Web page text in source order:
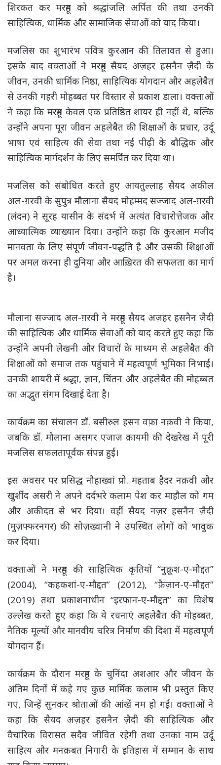
शिरकत कर मरहूम को श्रद्धांजलि अर्पित की तथा उनकी
साहित्यिक, धार्मिक और सामाजिक सेवाओं को याद किया।
मजलिस का शुभारंभ पवित्र कुरआन की तिलावत से हुआ।
इसके बाद वक्ताओं ने मरहूम सैयद अज़हर हसनैन ज़ैदी के
जीवन, उनकी धार्मिक निष्ठा, साहित्यिक योगदान और अहलेबैत
से उनकी गहरी मोहब्बत पर विस्तार से प्रकाश डाला। वक्ताओं
ने कहा कि मरहूम केवल एक प्रतिष्ठित शायर ही नहीं थे, बल्कि
उन्होंने अपना पूरा जीवन अहलेबैत की शिक्षाओं के प्रचार, उर्दू
भाषा एवं साहित्य की सेवा तथा नई पीढ़ी के बौद्धिक और
साहित्यिक मार्गदर्शन के लिए समर्पित कर दिया था।
मजलिस को संबोधित करते हुए आयतुल्लाह सैयद अकील
अल-ग़रवी के सुपुत्र मौलाना सैयद मोहम्मद सज्जाद अल-ग़रवी
(लंदन) ने सूरह यासीन के संदर्भ में अत्यंत विचारोत्तेजक और
आध्यात्मिक व्याख्यान दिया। उन्होंने कहा कि कुरआन मजीद
मानवता के लिए संपूर्ण जीवन-पद्धति है और उसकी शिक्षाओं
पर अमल करना ही दुनिया और आख़िरत की सफलता का मार्ग
है।
मौलाना सज्जाद अल-ग़रवी ने मरहूम सैयद अज़हर हसनैन ज़ैदी
की साहित्यिक और धार्मिक सेवाओं को याद करते हुए कहा कि
उन्होंने अपनी लेखनी और विचारों के माध्यम से अहलेबैत की
शिक्षाओं को समाज तक पहुंचाने में महत्वपूर्ण भूमिका निभाई।
उनकी शायरी में श्रद्धा, ज्ञान, चिंतन और अहलेबैत की मोहब्बत
का अद्भुत संगम दिखाई देता है।
कार्यक्रम का संचालन डॉ. बसीरुल हसन वफ़ा नक़वी ने किया,
जबकि डॉ. मौलाना असगर एजाज़ क़ायमी की देखरेख में पूरी
मजलिस सफलतापूर्वक संपन्न हुई।
इस अवसर पर प्रसिद्ध नौहाख्वां प्रो. महताब हैदर नक़वी और
खुर्शीद असरी ने अपने दर्दभरे कलाम पेश कर माहौल को गम
और अकीदत से भर दिया। वहीं सैयद नज़र हसनैन ज़ैदी
(मुज़फ्फरनगर) की सोज़ख्वानी ने उपस्थित लोगों को भावुक
कर दिया।
वक्ताओं ने मरहूम की साहित्यिक कृतियों “नुक़ूश-ए-मौद्दत”
(2004), “कहकशां-ए-मौद्दत” (2012), “फ़ैज़ान-ए-मौद्दत”
(2019) तथा प्रकाशनाधीन “इरफ़ान-ए-मौद्दत” का विशेष
उल्लेख करते हुए कहा कि ये रचनाएं अहलेबैत की मोहब्बत,
नैतिक मूल्यों और मानवीय चरित्र निर्माण की दिशा में महत्वपूर्ण
योगदान हैं।
कार्यक्रम के दौरान मरहूम के चुनिंदा अशआर और जीवन के
अंतिम दिनों में कहे गए कुछ मार्मिक कलाम भी प्रस्तुत किए
गए, जिन्हें सुनकर श्रोताओं की आंखें नम हो गईं। वक्ताओं ने
कहा कि सैयद अज़हर हसनैन ज़ैदी की साहित्यिक और
वैचारिक विरासत सदैव जीवित रहेगी तथा उनका नाम उर्दू
साहित्य और मनक़बत निगारी के इतिहास में सम्मान के साथ